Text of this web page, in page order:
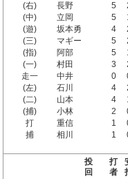
(右)
長野 5
(中)
立岡 5
(遊)
坂本勇 4
(三)
マギー 5
(指)
阿部 5
(一)
村田 3
走一
中井 0
(左)
石川 4
(二)
山本 4
(捕)
小林 2
打
重信 1
捕
相川 1
投
回
打
者